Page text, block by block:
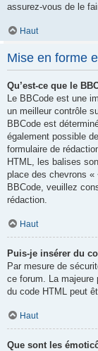
assurez-vous de le
Haut
Mise en forme
Qu’est-ce que le
Le BBCode est une
un meilleur contrôle
BBCode est
également possible
formulaire de
HTML, les balises
place des chevrons «
BBCode, veuillez
rédaction.
Haut
Puis-je insérer du
Par mesure de
ce forum. La majeure
du code HTML peut
Haut
Que sont les